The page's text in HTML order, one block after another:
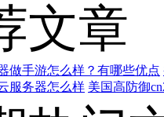
文章
做手游怎么样？有哪些优点
服务器怎么样 美国高防御